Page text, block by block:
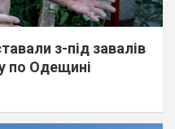
з-під завалів
по Одещині